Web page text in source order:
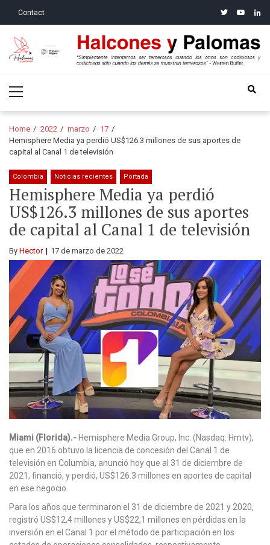
Contact twitteryoutube
Halcones y Palomas
Menu
Home 2022 marzo
17
Hemisphere Media ya perdió US$126.3 millones de sus aportes de
capital al Canal 1 de televisión
Colombia Noticias recientes Portada
Hemisphere Media ya perdió
US$126.3 millones de sus aportes
de capital al Canal 1 de televisión
By Hector 17 de marzo de 2022
Miami (Florida).- Hemisphere Media Group, Inc. (Nasdaq: Hmtv),
que en 2016 obtuvo la licencia de concesión del Canal 1 de
televisión en Columbia, anunció hoy que al 31 de diciembre de
2021, financió, y perdió, US$126.3 millones en aportes de capital
en ese negocio.
Para los años que terminaron el 31 de diciembre de 2021 y 2020,
registró US$12,4 millones y US$22,1 millones en pérdidas en la
inversión en el Canal 1 por el método de participación en los